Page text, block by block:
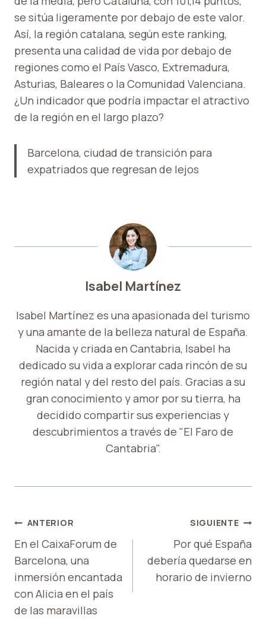
se sitúa ligeramente por debajo de este valor.
Así, la región catalana, según este ranking,
presenta una calidad de vida por debajo de
regiones como el País Vasco, Extremadura,
Asturias, Baleares o la Comunidad Valenciana.
¿Un indicador que podría impactar el atractivo
de la región en el largo plazo?
Barcelona, ​​ciudad de transición para
expatriados que regresan de lejos
Isabel Martínez
Isabel Martínez es una apasionada del turismo
y una amante de la belleza natural de España.
Nacida y criada en Cantabria, Isabel ha
dedicado su vida a explorar cada rincón de su
región natal y del resto del país. Gracias a su
gran conocimiento y amor por su tierra, ha
decidido compartir sus experiencias y
descubrimientos a través de "El Faro de
Cantabria".
NAVEGACIÓN
DE
ENTRADAS
ANTERIOR
En el CaixaForum de
Barcelona, ​​una
inmersión encantada
con Alicia en el país
de las maravillas
SIGUIENTE
Por qué España
debería quedarse en
horario de invierno